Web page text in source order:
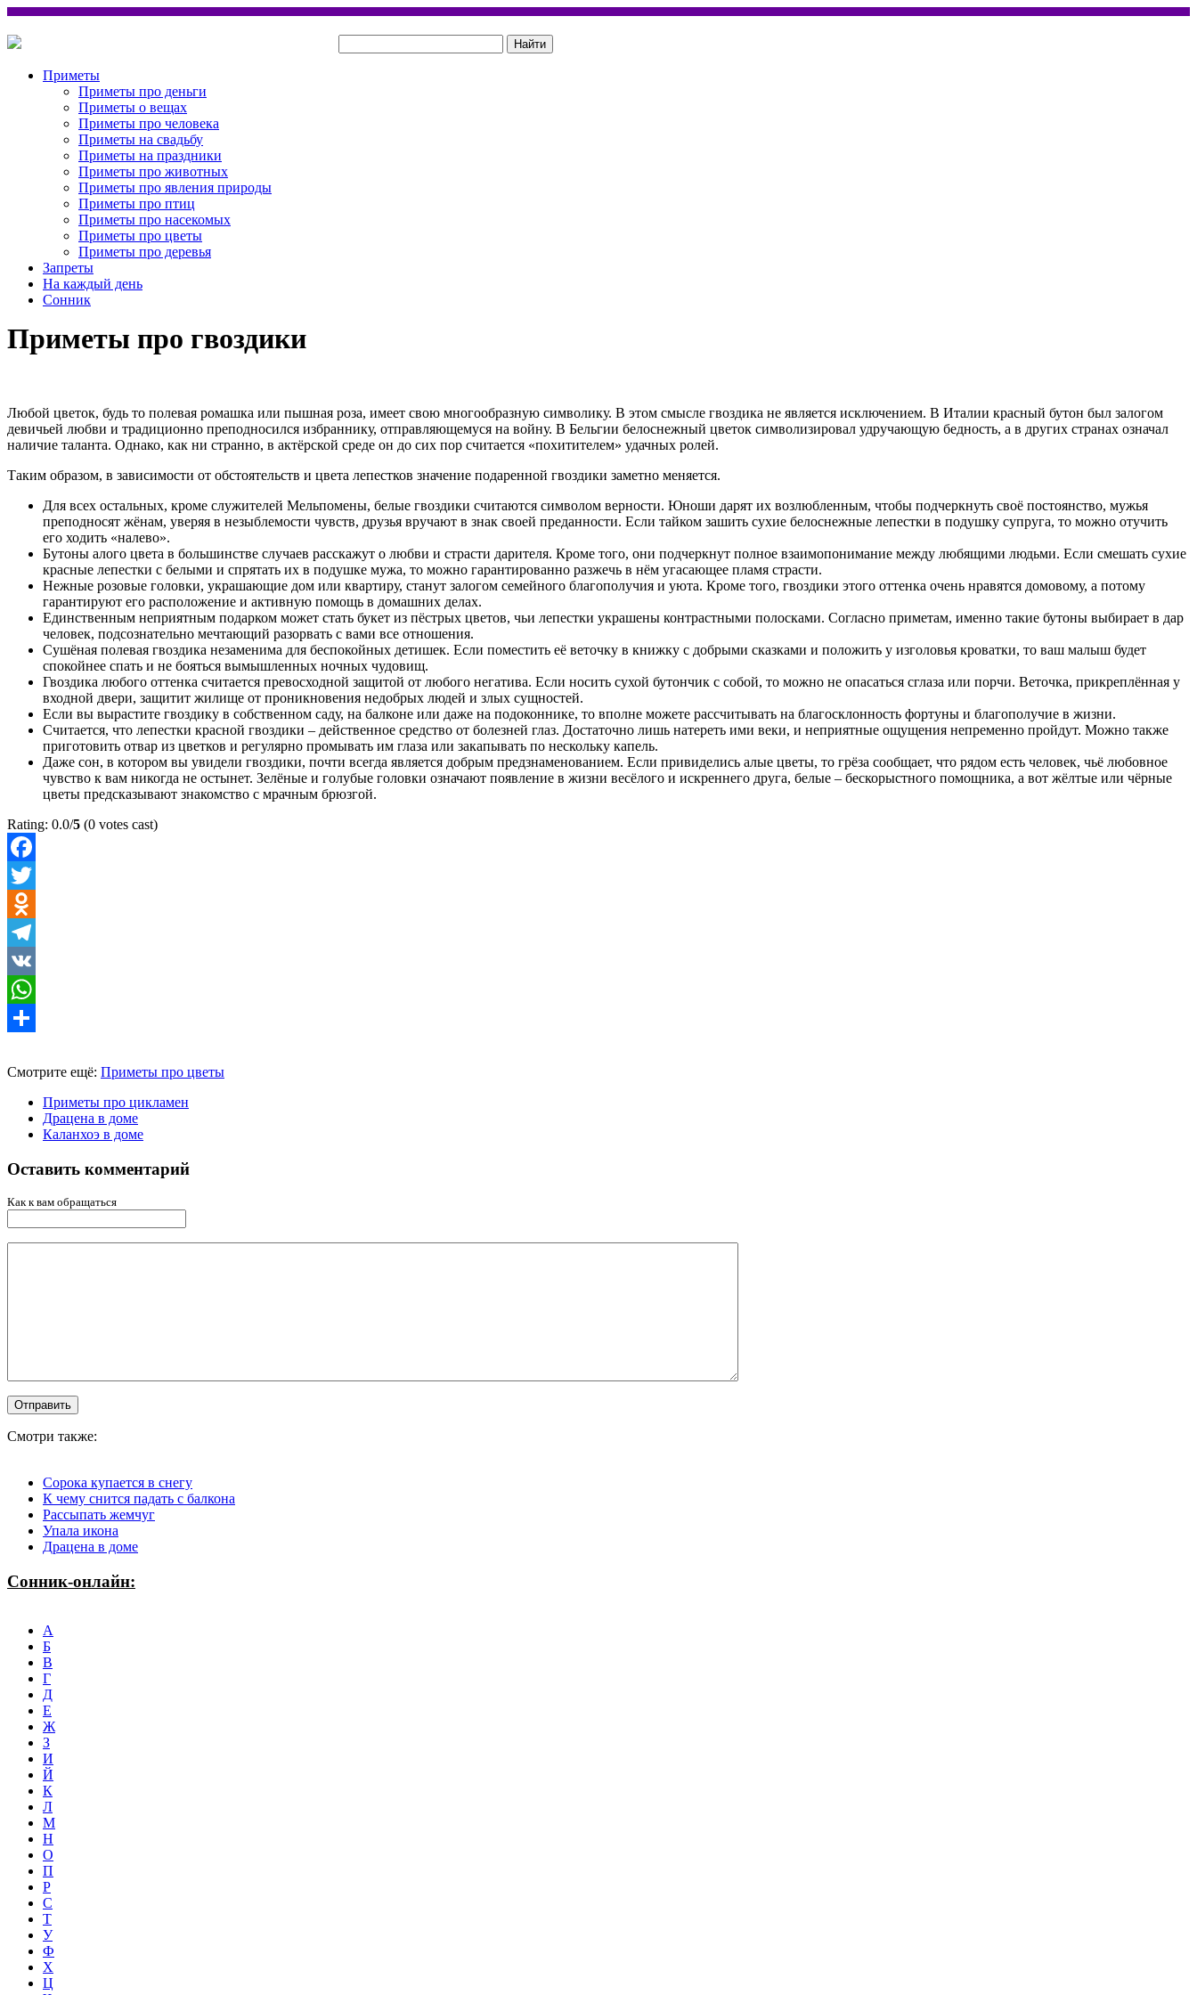
Приметы
Приметы про деньги
Приметы о вещах
Приметы про человека
Приметы на свадьбу
Приметы на праздники
Приметы про животных
Приметы про явления природы
Приметы про птиц
Приметы про насекомых
Приметы про цветы
Приметы про деревья
Запреты
На каждый день
Сонник
Приметы про гвоздики
Любой цветок, будь то полевая ромашка или пышная роза, имеет свою многообразную символику. В этом смысле гвоздика не является исключением. В Италии красный бутон был залогом
девичьей любви и традиционно преподносился избраннику, отправляющемуся на войну. В Бельгии белоснежный цветок символизировал удручающую бедность, а в других странах означал
наличие таланта. Однако, как ни странно, в актёрской среде он до сих пор считается «похитителем» удачных ролей.
Таким образом, в зависимости от обстоятельств и цвета лепестков значение подаренной гвоздики заметно меняется.
Для всех остальных, кроме служителей Мельпомены, белые гвоздики считаются символом верности. Юноши дарят их возлюбленным, чтобы подчеркнуть своё постоянство, мужья
преподносят жёнам, уверяя в незыблемости чувств, друзья вручают в знак своей преданности. Если тайком зашить сухие белоснежные лепестки в подушку супруга, то можно отучить
его ходить «налево».
Бутоны алого цвета в большинстве случаев расскажут о любви и страсти дарителя. Кроме того, они подчеркнут полное взаимопонимание между любящими людьми. Если смешать сухие
красные лепестки с белыми и спрятать их в подушке мужа, то можно гарантированно разжечь в нём угасающее пламя страсти.
Нежные розовые головки, украшающие дом или квартиру, станут залогом семейного благополучия и уюта. Кроме того, гвоздики этого оттенка очень нравятся домовому, а потому
гарантируют его расположение и активную помощь в домашних делах.
Единственным неприятным подарком может стать букет из пёстрых цветов, чьи лепестки украшены контрастными полосками. Согласно приметам, именно такие бутоны выбирает в дар
человек, подсознательно мечтающий разорвать с вами все отношения.
Сушёная полевая гвоздика незаменима для беспокойных детишек. Если поместить её веточку в книжку с добрыми сказками и положить у изголовья кроватки, то ваш малыш будет
спокойнее спать и не бояться вымышленных ночных чудовищ.
Гвоздика любого оттенка считается превосходной защитой от любого негатива. Если носить сухой бутончик с собой, то можно не опасаться сглаза или порчи. Веточка, прикреплённая у
входной двери, защитит жилище от проникновения недобрых людей и злых сущностей.
Если вы вырастите гвоздику в собственном саду, на балконе или даже на подоконнике, то вполне можете рассчитывать на благосклонность фортуны и благополучие в жизни.
Считается, что лепестки красной гвоздики – действенное средство от болезней глаз. Достаточно лишь натереть ими веки, и неприятные ощущения непременно пройдут. Можно также
приготовить отвар из цветков и регулярно промывать им глаза или закапывать по нескольку капель.
Даже сон, в котором вы увидели гвоздики, почти всегда является добрым предзнаменованием. Если привиделись алые цветы, то грёза сообщает, что рядом есть человек, чьё любовное
чувство к вам никогда не остынет. Зелёные и голубые головки означают появление в жизни весёлого и искреннего друга, белые – бескорыстного помощника, а вот жёлтые или чёрные
цветы предсказывают знакомство с мрачным брюзгой.
Rating: 0.0/5 (0 votes cast)
Facebook
Twitter
Odnoklassniki
Telegram
VK
WhatsApp
Смотрите ещё: Приметы про цветы
Приметы про цикламен
Драцена в доме
Каланхоэ в доме
Оставить комментарий
Как к вам обращаться
Смотри также:
Сорока купается в снегу
К чему снится падать с балкона
Рассыпать жемчуг
Упала икона
Драцена в доме
Сонник-онлайн:
А
Б
В
Г
Д
Е
Ж
З
И
Й
К
Л
М
Н
О
П
Р
С
Т
У
Ф
Х
Ц